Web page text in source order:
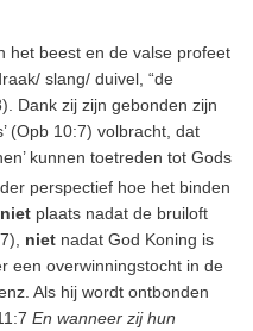
het beest en de valse profeet
slang/ duivel, “de
Dank zij zijn gebonden zijn
(Opb 10:7) volbracht, dat
kunnen toetreden tot Gods
perspectief hoe het binden
niet plaats nadat de bruiloft
niet nadat God Koning is
een overwinningstocht in de
Als hij wordt ontbonden
En wanneer zij hun